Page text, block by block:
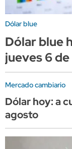
Dólar blue
Dólar blue
jueves 6
Mercado cambiario
Dólar hoy: a
agosto